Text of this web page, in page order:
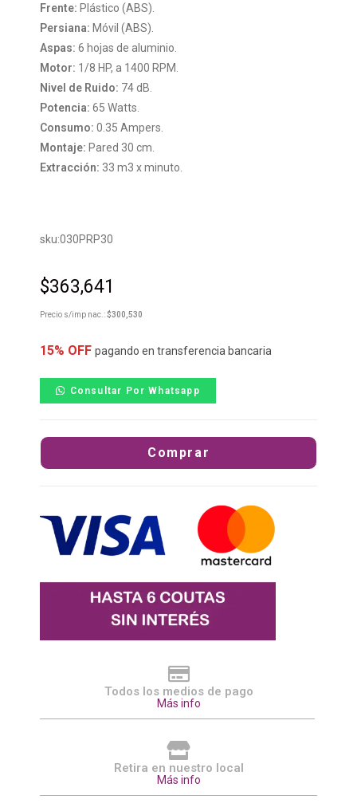
Frente: Plástico (ABS).
Persiana: Móvil (ABS).
Aspas: 6 hojas de aluminio.
Motor: 1/8 HP, a 1400 RPM.
Nivel de Ruido: 74 dB.
Potencia: 65 Watts.
Consumo: 0.35 Ampers.
Montaje: Pared 30 cm.
Extracción: 33 m3 x minuto.
sku:030PRP30
$363,641
Precio s/imp nac.:$300,530
15% OFF pagando en transferencia bancaria
Consultar Por Whatsapp
Comprar
Todos los medios de pago
Más info
Retira en nuestro local
Más info